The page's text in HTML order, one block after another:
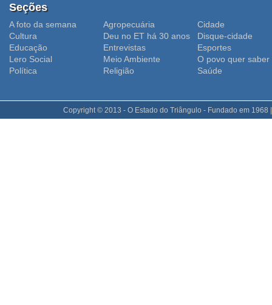
Seções
A foto da semana Agropecuária
Cidade
Cultura
Deu no ET há 30 anos
Disque-cidade
Educação
Entrevistas
Esportes
Lero Social
Meio Ambiente
O povo quer saber
Polí­tica
Religião Saúde
Copyright © 2013 - O Estado do Triângulo - Fundado em